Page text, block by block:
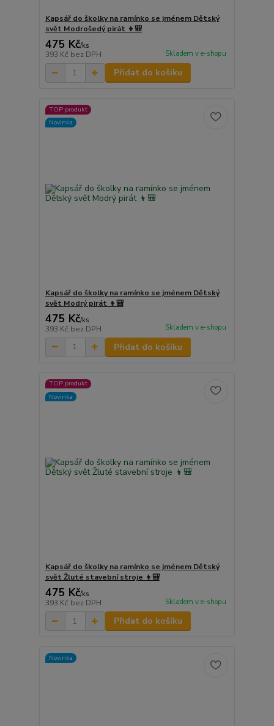
Kapsář do školky na ramínko se jménem Dětský
svět Modrošedý pirát 👦🎒
475 Kč/ks
393 Kč bez DPH Skladem v e-shopu
Přidat do košíku
TOP produkt
Novinka
Kapsář do školky na ramínko se jménem Dětský
svět Modrý pirát 👦🎒
475 Kč/ks
393 Kč bez DPH Skladem v e-shopu
Přidat do košíku
TOP produkt
Novinka
Kapsář do školky na ramínko se jménem Dětský
svět Žluté stavební stroje 👦🎒
475 Kč/ks
393 Kč bez DPH Skladem v e-shopu
Přidat do košíku
Novinka